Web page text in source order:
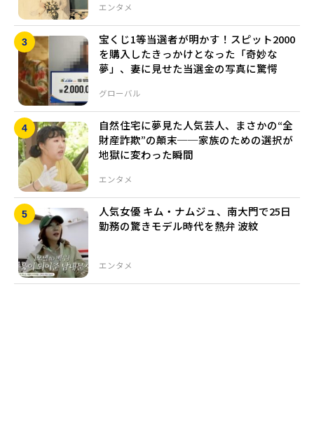
エンタメ
グローバル
宝くじ1等当選者が明かす！スピット2000
を購入したきっかけとなった「奇妙な
夢」、妻に見せた当選金の写真に驚愕
エンタメ
自然住宅に夢見た人気芸人、まさかの“全
財産詐欺”の顛末──家族のための選択が
地獄に変わった瞬間
エンタメ
人気女優 キム・ナムジュ、南大門で25日
勤務の驚きモデル時代を熱弁 波紋